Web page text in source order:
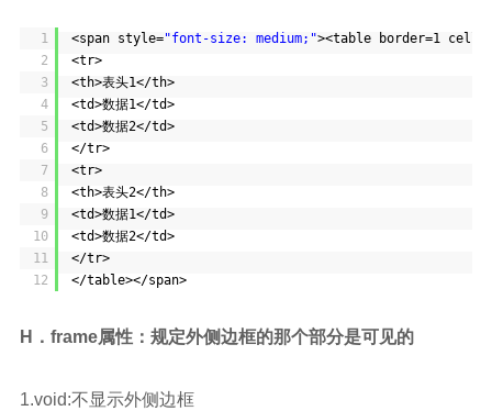
1
2
3
4
5
6
7
8
9
10
11
12
<span style="font-size: medium;"><table border=1
<tr>
<th>表头1</th>
<td>数据1</td>
<td>数据2</td>
</tr>
<tr>
<th>表头2</th>
<td>数据1</td>
<td>数据2</td>
</tr>
</table></span>
H．frame属性：规定外侧边框的那个部分是可见的
1.void:不显示外侧边框